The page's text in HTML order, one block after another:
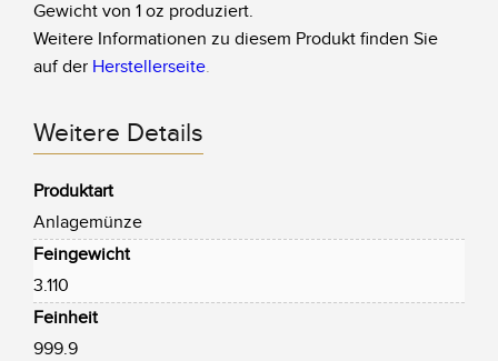
Gewicht von 1 oz produziert.
Weitere Informationen zu diesem Produkt finden Sie
auf der Herstellerseite.
Weitere Details
Produktart
Anlagemünze
Feingewicht
3.110
Feinheit
999.9